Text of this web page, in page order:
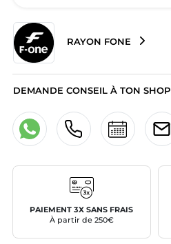
RAYON FONE
DEMANDE CONSEIL À TON SHOP
PAIEMENT 3X SANS FRAIS
À partir de 250€